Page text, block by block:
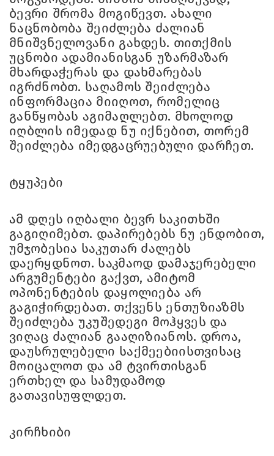
ბევრი შრომა მოგიწევთ. ახალი
ნაცნობობა შეიძლება ძალიან
მნიშვნელოვანი გახდეს. თითქმის
უცნობი ადამიანისგან უზარმაზარ
მხარდაჭერას და დახმარებას
იგრძნობთ. საღამოს შეიძლება
ინფორმაცია მიიღოთ, რომელიც
განწყობას აგიმაღლებთ. მხოლოდ
იღბლის იმედად ნუ იქნებით, თორემ
შეიძლება იმედგაცრუებული დარჩეთ.
ტყუპები
ამ დღეს იღბალი ბევრ საკითხში
გაგიღიმებთ. დაპირებებს ნუ ენდობით,
უმჯობესია საკუთარ ძალებს
დაერყდნოთ. საკმაოდ დამაჯერებელი
არგუმენტები გაქვთ, ამიტომ
ოპონენტების დაყოლიება არ
გაგიჭირდებათ. თქვენს ენთუზიაზმს
შეიძლება უკუშედეგი მოჰყვეს და
ვიღაც ძალიან გააღიზიანოს. დროა,
დაუსრულებელი საქმეებიისთვისაც
მოიცალოთ და ამ ტვირთისგან
ერთხელ და სამუდამოდ
გათავისუფლდეთ.
კირჩხიბი